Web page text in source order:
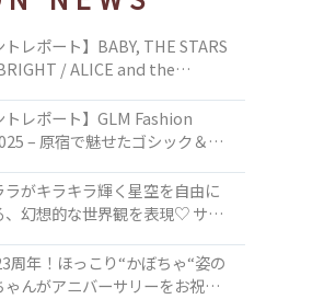
トレポート】BABY, THE STARS
/ ALICE and the
トレポート】GLM Fashion
– 原宿で魅せたゴシック＆ロ
ラがキラキラ輝く星空を自由に
、幻想的な世界観を表現♡ サマ
ニバーサリーイヤー』を記念し
ションが登場
年！ほっこり“かぼちゃ“姿の
ゃんがアニバーサリーをお祝い